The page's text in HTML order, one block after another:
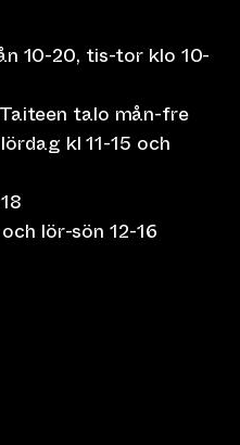
10-20, tis-tor klo 10-
talo mån-fre
kl 11-15 och
lör-sön 12-16